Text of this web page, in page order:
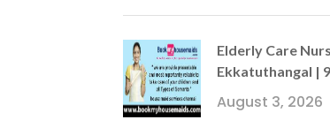
Elderly Care
Ekkatuthangal |
August 3, 2026